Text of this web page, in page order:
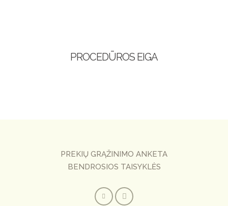
PROCEDŪROS EIGA
PREKIŲ GRĄŽINIMO ANKETA
BENDROSIOS TAISYKLĖS